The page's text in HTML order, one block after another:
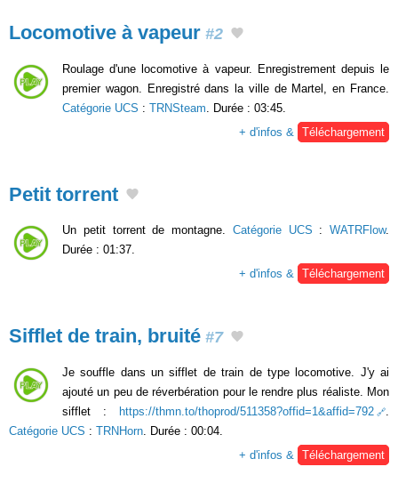
Locomotive à vapeur #2
Roulage d'une locomotive à vapeur. Enregistrement depuis le
premier wagon. Enregistré dans la ville de Martel, en France.
Catégorie UCS : TRNSteam . Durée : 03:45.
+ d'infos &
Téléchargement
Petit torrent
Un petit torrent de montagne. Catégorie UCS : WATRFlow.
Durée : 01:37.
+ d'infos & Téléchargement
Sifflet de train, bruité #7
Je souffle dans un sifflet de train de type locomotive. J'y ai
ajouté un peu de réverbération pour le rendre plus réaliste. Mon
sifflet :
https://thmn.to/thoprod/511358?offid=1&affid=792
Catégorie UCS : TRNHorn . Durée : 00:04.
+ d'infos &
Téléchargement